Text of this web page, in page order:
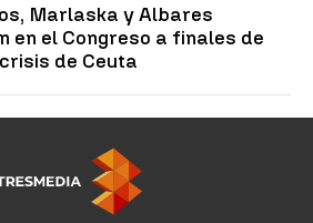
Marlaska y Albares
en el Congreso a finales de
de Ceuta